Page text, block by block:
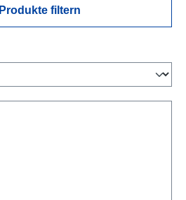
Produkte filtern